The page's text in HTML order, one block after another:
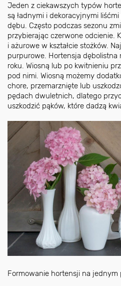
Jeden z ciekawszych typów
są ładnymi i dekoracyjnymi
dębu. Często podczas sezonu
przybierając czerwone odcienie.
i ażurowe w kształcie stożków.
purpurowe. Hortensja
roku. Wiosną lub po kwitnieniu
pod nimi. Wiosną możemy
chore, przemarznięte lub
pędach dwuletnich, dlatego
uszkodzić pąków, które dadzą
Formowanie hortensji na jednym